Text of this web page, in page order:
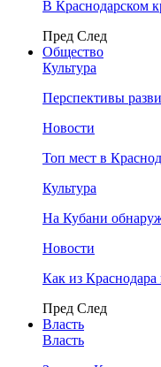
В Краснодарском
Пред След
Общество
Культура
Перспективы
Новости
Топ мест в
Культура
На Кубани
Новости
Как из Краснодара
Пред След
Власть
Власть